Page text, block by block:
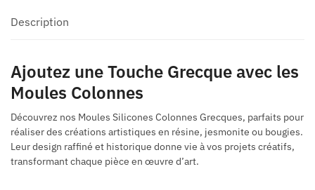
Description
Ajoutez une Touche Grecque avec les
Moules Colonnes
Découvrez nos Moules Silicones Colonnes Grecques, parfaits pour
réaliser des créations artistiques en résine, jesmonite ou bougies.
Leur design raffiné et historique donne vie à vos projets créatifs,
transformant chaque pièce en œuvre d’art.